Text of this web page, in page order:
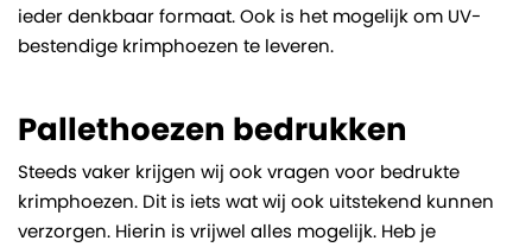
ieder denkbaar formaat. Ook is het mogelijk om UV-
bestendige krimphoezen te leveren.
Pallethoezen bedrukken
Steeds vaker krijgen wij ook vragen voor bedrukte
krimphoezen. Dit is iets wat wij ook uitstekend kunnen
verzorgen. Hierin is vrijwel alles mogelijk. Heb je